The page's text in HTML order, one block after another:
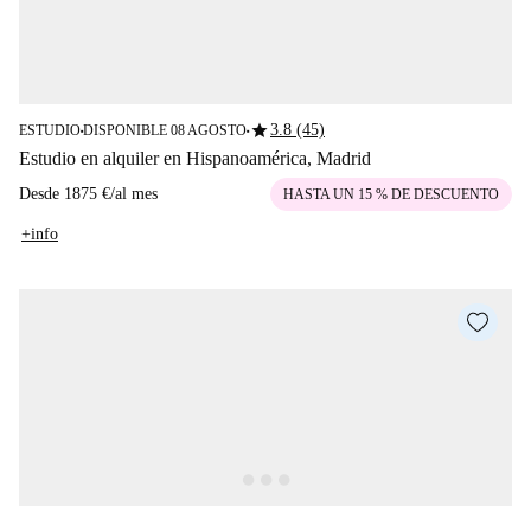
ESTUDIO■DISPONIBLE 08 AGOSTO■star3.8 (45)
Estudio en alquiler en Hispanoamérica, Madrid
Desde 1875 €/al mes HASTA UN 15 % DE DESCUENTO
+info